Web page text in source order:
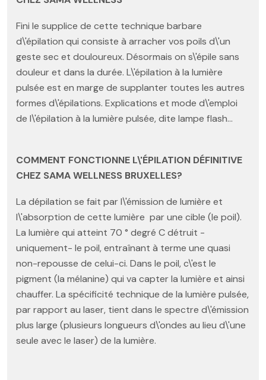
Fini le supplice de cette technique barbare
d\'épilation qui consiste à arracher vos poils d\'un
geste sec et douloureux. Désormais on s\'épile sans
douleur et dans la durée. L\'épilation à la lumière
pulsée est en marge de supplanter toutes les autres
formes d\'épilations. Explications et mode d\'emploi
de l\'épilation à la lumière pulsée, dite lampe flash…
COMMENT FONCTIONNE L\'ÉPILATION DÉFINITIVE
CHEZ SAMA WELLNESS BRUXELLES?
La dépilation se fait par l\'émission de lumière et
l\'absorption de cette lumière par une cible (le poil).
La lumière qui atteint 70 ° degré C détruit -
uniquement- le poil, entraînant à terme une quasi
non-repousse de celui-ci. Dans le poil, c\'est le
pigment (la mélanine) qui va capter la lumière et ainsi
chauffer. La spécificité technique de la lumière pulsée,
par rapport au laser, tient dans le spectre d\'émission
plus large (plusieurs longueurs d\'ondes au lieu d\'une
seule avec le laser) de la lumière.